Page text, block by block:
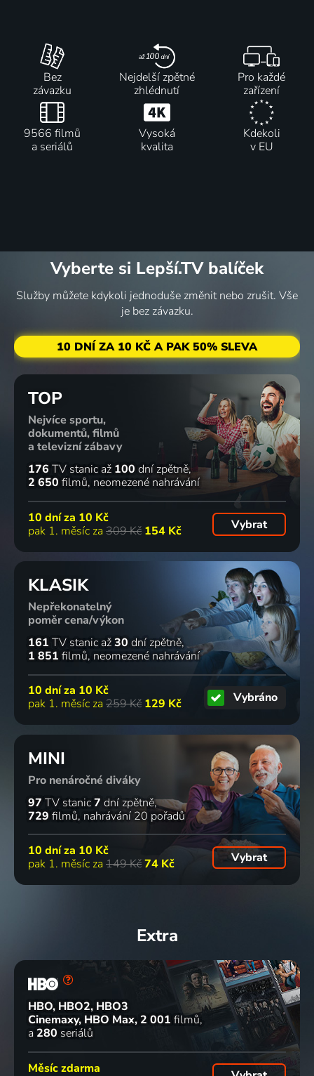
Bez
závazku
Nejdelší zpětné
zhlédnutí
Pro každé
zařízení
9566 filmů
a seriálů
Vysoká
kvalita
Kdekoli
v EU
Vyberte si Lepší.TV balíček
Služby můžete kdykoli jednoduše změnit nebo zrušit. Vše
je bez závazku.
10 DNÍ ZA 10 KČ A PAK 50% SLEVA
TOP
Nejvíce sportu,
dokumentů, filmů
a televizní zábavy
176 TV stanic až 100 dní zpětně
2 650 filmů neomezené nahrávání
10 dní za 10 Kč
pak 1. měsíc za 309 Kč 154 Kč Vybrat
KLASIK
Nepřekonatelný
poměr cena/výkon
161 TV stanic až30 dní zpětně
1 851 filmů neomezené nahrávání
10 dní za 10 Kč
pak 1. měsíc za 259 Kč 129 Kč Vybráno
MINI
Pro nenáročné diváky
97 TV stanic7 dní zpětně
729 filmů nahrávání 20 pořadů
10 dní za 10 Kč
pak 1. měsíc za 149 Kč74 Kč Vybrat
Extra
HBO, HBO2, HBO3
Cinemaxy, HBO Max 2 001 filmů
a 280 seriálů
Měsíc zdarma